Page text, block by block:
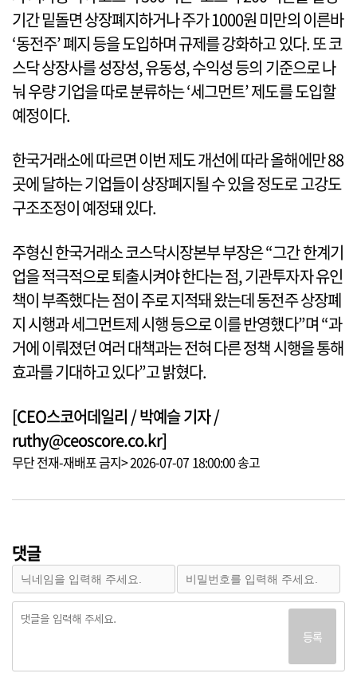
기간 밑돌면 상장폐지하거나 주가 1000원 미만의 이른바
‘동전주’ 폐지 등을 도입하며 규제를 강화하고 있다. 또 코
스닥 상장사를 성장성, 유동성, 수익성 등의 기준으로 나
눠 우량 기업을 따로 분류하는 ‘세그먼트’ 제도를 도입할
예정이다.
한국거래소에 따르면 이번 제도 개선에 따라 올해에만 88
곳에 달하는 기업들이 상장폐지될 수 있을 정도로 고강도
구조조정이 예정돼 있다.
주형신 한국거래소 코스닥시장본부 부장은 “그간 한계기
업을 적극적으로 퇴출시켜야 한다는 점, 기관투자자 유인
책이 부족했다는 점이 주로 지적돼 왔는데 동전주 상장폐
지 시행과 세그먼트제 시행 등으로 이를 반영했다”며 “과
거에 이뤄졌던 여러 대책과는 전혀 다른 정책 시행을 통해
효과를 기대하고 있다”고 밝혔다.
[CEO스코어데일리 / 박예슬 기자 /
ruthy@ceoscore.co.kr]
무단 전재-재배포 금지> 2026-07-07 18:00:00 송고
댓글
등록